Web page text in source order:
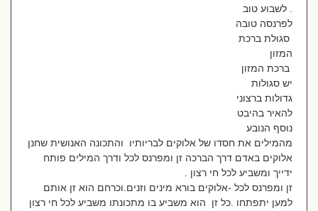
. לשבוע טוב
לפרנסה טובה
סגולת ברכת
המזון
ברכת המזון
יש סגולות
גדולות ברצוני
להאיר בהיבט
נוסף הנובע
מהמילים את חסדו של אלוקים לבריותיו והתכונה האנושית שחנן
אלוקים באדם דרך הברכה זן ומפרנס לכל ודרך המילים פותח
ידייך ומשביע לכל חי רצון .
זן ומפרנס לכל -אלוקים בורא מינים וזנים.וכרחם הוא זן אותם
למען יתפתחו .כל זן הוא משביע בו מתכונתו משביע לכל חי רצון